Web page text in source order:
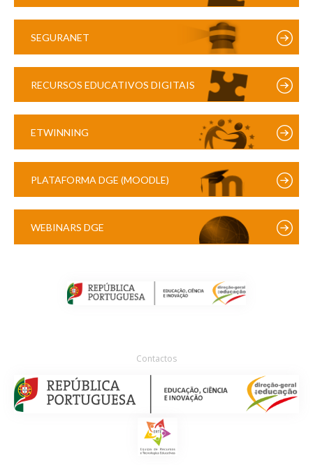
SEGURANET
RECURSOS EDUCATIVOS DIGITAIS
ETWINNING
PLATAFORMA DGE (MOODLE)
WEBINARS DGE
Contactos